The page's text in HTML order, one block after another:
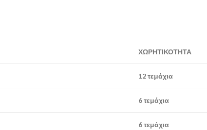
ΧΩΡΗΤΙΚΟΤΗΤΑ
12 τεμάχια
6 τεμάχια
6 τεμάχια